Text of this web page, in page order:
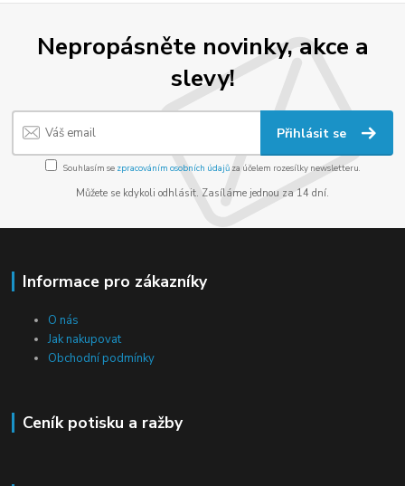
Nepropásněte novinky, akce a
slevy!
Přihlásit se
Souhlasím se zpracováním osobních údajůza účelem rozesílky newsletteru.
Můžete se kdykoli odhlásit. Zasíláme jednou za 14 dní.
Informace pro zákazníky
O nás
Jak nakupovat
Obchodní podmínky
Ceník potisku a ražby